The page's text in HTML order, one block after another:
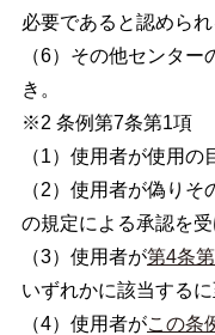
必要であると認められ
（6）その他センタ
き。
※2 条例第7条第1項
（1）使用者が使用の
（2）使用者が偽り
の規定による承認を受
（3）使用者が第4条
いずれかに該当するに
（4）使用者がこの条